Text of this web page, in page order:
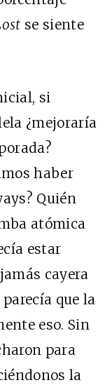
se siente
si
¿mejoraría
haber
Quién
atómica
estar
cayera
que la
eso. Sin
para
la